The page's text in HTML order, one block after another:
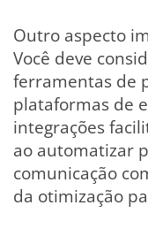
Outro aspecto
Você deve
ferramentas de
plataformas de
integrações
ao automatizar
comunicação
da otimização